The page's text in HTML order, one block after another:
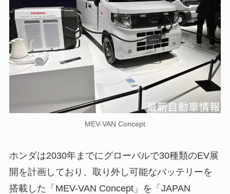
MEV-VAN Concept
ホンダは2030年までにグローバルで30種類のEV展
開を計画しており、取り外し可能なバッテリーを
搭載した「MEV-VAN Concept」を「JAPAN